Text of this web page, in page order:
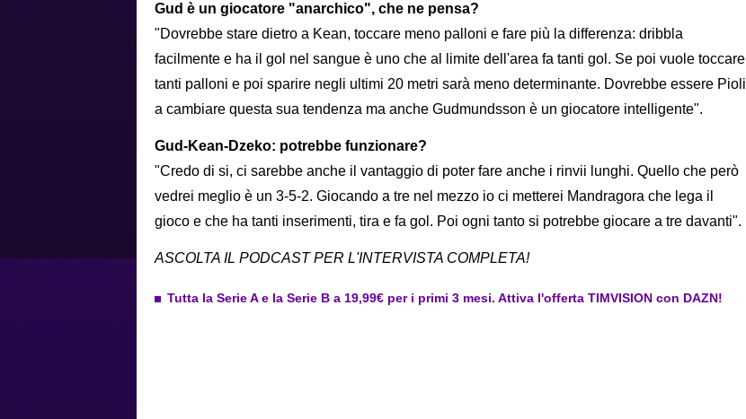
Gud è un giocatore "anarchico", che ne pensa?
"Dovrebbe stare dietro a Kean, toccare meno palloni e fare più la differenza: dribbla
facilmente e ha il gol nel sangue è uno che al limite dell'area fa tanti gol. Se poi vuole toccare
tanti palloni e poi sparire negli ultimi 20 metri sarà meno determinante. Dovrebbe essere Pioli
a cambiare questa sua tendenza ma anche Gudmundsson è un giocatore intelligente".
Gud-Kean-Dzeko: potrebbe funzionare?
"Credo di si, ci sarebbe anche il vantaggio di poter fare anche i rinvii lunghi. Quello che però
vedrei meglio è un 3-5-2. Giocando a tre nel mezzo io ci metterei Mandragora che lega il
gioco e che ha tanti inserimenti, tira e fa gol. Poi ogni tanto si potrebbe giocare a tre davanti".
ASCOLTA IL PODCAST PER L'INTERVISTA COMPLETA!
Tutta la Serie A e la Serie B a 19,99€ per i primi 3 mesi. Attiva l'offerta TIMVISION con DAZN!